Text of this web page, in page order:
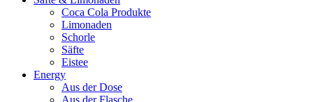
Coca Cola Produkte
Limonaden
Schorle
Säfte
Eistee
Energy
Aus der Dose
Aus der Flasche